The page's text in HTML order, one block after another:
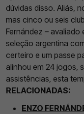
dúvidas disso. Aliás,
mas cinco ou seis
Fernández – avaliado
seleção argentina
certeiro e um passe
alinhou em 24 jogos,
assistências, esta
RELACIONADAS:
ENZO